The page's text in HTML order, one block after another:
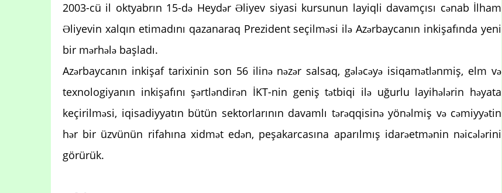
2003-cü il oktyabrın 15-də Heydər Əliyev siyasi kursunun layiqli davamçısı cənab İlham
Əliyevin xalqın etimadını qazanaraq Prezident seçilməsi ilə Azərbaycanın inkişafında yeni
bir mərhələ başladı.
Azərbaycanın inkişaf tarixinin son 56 ilinə nəzər salsaq, gələcəyə isiqamətlənmiş, elm və
texnologiyanın inkişafını şərtləndirən İKT-nin geniş tətbiqi ilə uğurlu layihələrin həyata
keçirilməsi, iqisadiyyatın bütün sektorlarının davamlı tərəqqisinə yönəlmiş və cəmiyyətin
hər bir üzvünün rifahına xidmət edən, peşakarcasına aparılmış idarəetmənin nəicələrini
görürük.